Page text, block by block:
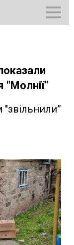
"Молнії”